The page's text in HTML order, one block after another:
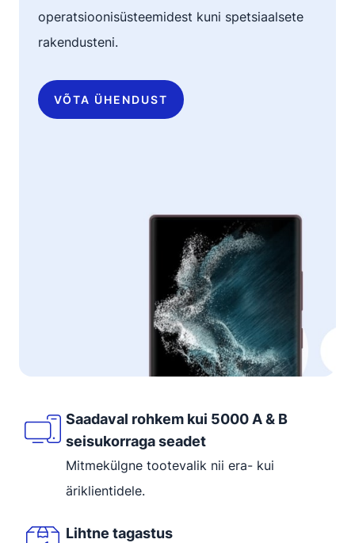
operatsioonisüsteemidest kuni spetsiaalsete
rakendusteni.
VÕTA ÜHENDUST
Saadaval rohkem kui 5000 A & B
seisukorraga seadet
Mitmekülgne tootevalik nii era- kui
äriklientidele.
Lihtne tagastus